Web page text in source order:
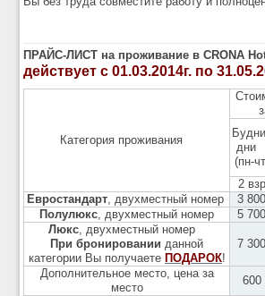
ПРАЙС-ЛИСТ на проживание в CRONA
действует с 01.03.2014г. по
Категория проживания
дни
(пн-
2 взр
Евростандарт, двухместный номер 3 800
Полулюкс, двухместный номер 5 700
Люкс, двухместный номер
При бронировании данной
категории Вы получаете ПОДАРОК!
7 300
Дополнительное место, цена за
место
600